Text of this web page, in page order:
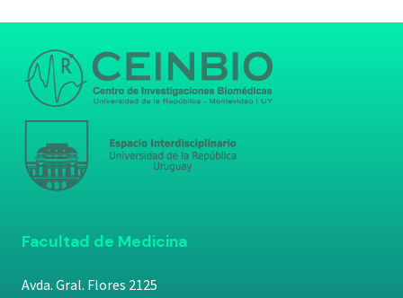
Facultad de Medicina
Avda. Gral. Flores 2125